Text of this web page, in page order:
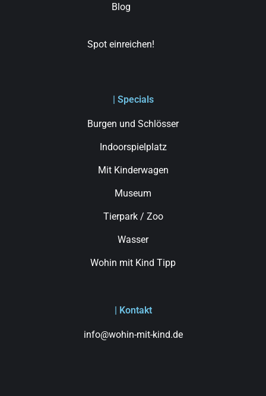
Blog
Spot einreichen!
| Specials
Burgen und Schlösser
Indoorspielplatz
Mit Kinderwagen
Museum
Tierpark / Zoo
Wasser
Wohin mit Kind Tipp
| Kontakt
info@wohin-mit-kind.de